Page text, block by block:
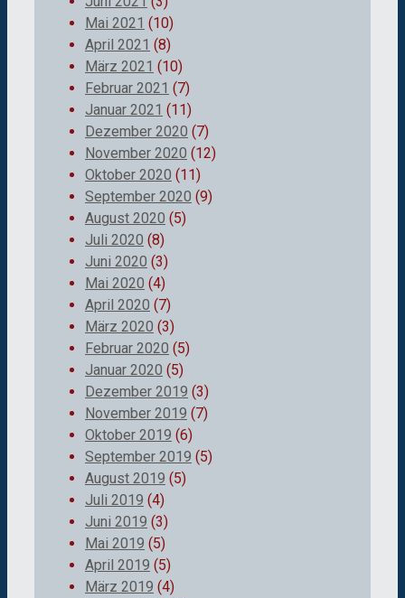
Mai 2021 (10)
April 2021 (8)
März 2021 (10)
Februar 2021 (7)
Januar 2021 (11)
Dezember 2020 (7)
November 2020 (12)
Oktober 2020 (11)
September 2020 (9)
August 2020 (5)
Juli 2020 (8)
Juni 2020 (3)
Mai 2020 (4)
April 2020 (7)
März 2020 (3)
Februar 2020 (5)
Januar 2020 (5)
Dezember 2019 (3)
November 2019 (7)
Oktober 2019 (6)
September 2019 (5)
August 2019 (5)
Juli 2019 (4)
Juni 2019 (3)
Mai 2019 (5)
April 2019 (5)
März 2019 (4)